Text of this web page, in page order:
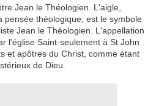
Jean le Théologien. L'aigle,
pensée théologique, est le symbole
Jean le Théologien. L'appellation
l'église Saint-seulement à St John
et apôtres du Christ, comme étant
de Dieu.